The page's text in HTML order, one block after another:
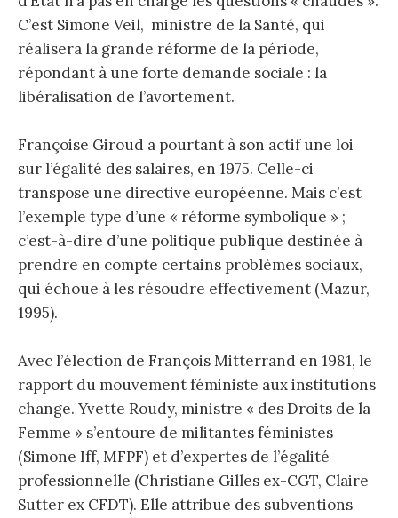
C’est Simone Veil, ministre de la Santé, qui
réalisera la grande réforme de la période,
répondant à une forte demande sociale : la
libéralisation de l’avortement.
Françoise Giroud a pourtant à son actif une loi
sur l’égalité des salaires, en 1975. Celle-ci
transpose une directive européenne. Mais c’est
l’exemple type d’une « réforme symbolique » ;
c’est-à-dire d’une politique publique destinée à
prendre en compte certains problèmes sociaux,
qui échoue à les résoudre effectivement (Mazur,
1995).
Avec l’élection de François Mitterrand en 1981, le
rapport du mouvement féministe aux institutions
change. Yvette Roudy, ministre « des Droits de la
Femme » s’entoure de militantes féministes
(Simone Iff, MFPF) et d’expertes de l’égalité
professionnelle (Christiane Gilles ex-CGT, Claire
Sutter ex CFDT). Elle attribue des subventions